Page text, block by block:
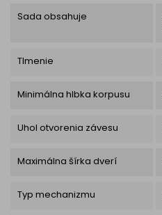
Sada obsahuje
Tlmenie
Minimálna hlbka korpusu
Uhol otvorenia závesu
Maximálna šírka dverí
Typ mechanizmu